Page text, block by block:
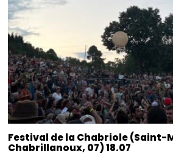
Festival de la Chabriole (Saint-
Chabrillanoux, 07) 18.07